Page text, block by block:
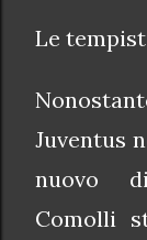
Le
Juventus
nuovo
Comolli